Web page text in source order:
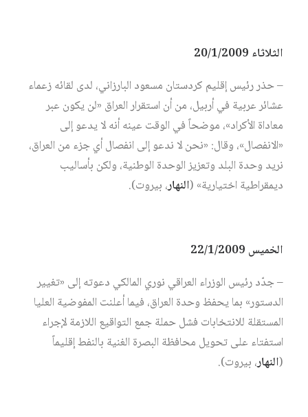
الثلاثاء 20/1/2009
– حذر رئيس إقليم كردستان مسعود البارزاني، لدى لقائه زعماء
عشائر عربية في أربيل، من أن استقرار العراق «لن يكون عبر
معاداة الأكراد»، موضحاً في الوقت عينه أنه لا يدعو إلى
«الانفصال»، وقال: «نحن لا ندعو إلى انفصال أي جزء من العراق،
نريد وحدة البلد وتعزيز الوحدة الوطنية، ولكن بأساليب
ديمقراطية اختيارية» (النهار، بيروت).
الخميس 22/1/2009
– جدّد رئيس الوزراء العراقي نوري المالكي دعوته إلى «تغيير
الدستور» بما يحفظ وحدة العراق، فيما أعلنت المفوضية العليا
المستقلة للانتخابات فشل حملة جمع التواقيع اللازمة لإجراء
استفتاء على تحويل محافظة البصرة الغنية بالنفط إقليماً
(النهار، بيروت).